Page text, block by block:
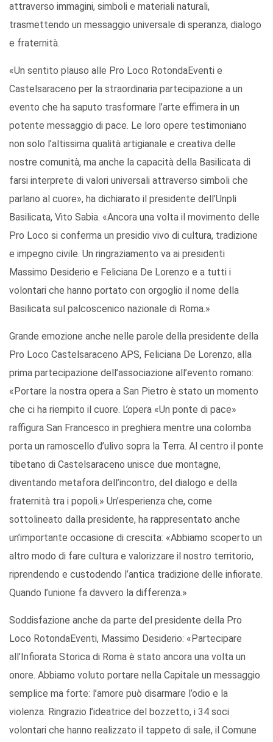
attraverso immagini, simboli e materiali naturali,
trasmettendo un messaggio universale di speranza, dialogo
e fraternità.
«Un sentito plauso alle Pro Loco RotondaEventi e
Castelsaraceno per la straordinaria partecipazione a un
evento che ha saputo trasformare l’arte effimera in un
potente messaggio di pace. Le loro opere testimoniano
non solo l’altissima qualità artigianale e creativa delle
nostre comunità, ma anche la capacità della Basilicata di
farsi interprete di valori universali attraverso simboli che
parlano al cuore», ha dichiarato il presidente dell’Unpli
Basilicata, Vito Sabia. «Ancora una volta il movimento delle
Pro Loco si conferma un presidio vivo di cultura, tradizione
e impegno civile. Un ringraziamento va ai presidenti
Massimo Desiderio e Feliciana De Lorenzo e a tutti i
volontari che hanno portato con orgoglio il nome della
Basilicata sul palcoscenico nazionale di Roma.»
Grande emozione anche nelle parole della presidente della
Pro Loco Castelsaraceno APS, Feliciana De Lorenzo, alla
prima partecipazione dell’associazione all’evento romano:
«Portare la nostra opera a San Pietro è stato un momento
che ci ha riempito il cuore. L’opera «Un ponte di pace»
raffigura San Francesco in preghiera mentre una colomba
porta un ramoscello d’ulivo sopra la Terra. Al centro il ponte
tibetano di Castelsaraceno unisce due montagne,
diventando metafora dell’incontro, del dialogo e della
fraternità tra i popoli.» Un’esperienza che, come
sottolineato dalla presidente, ha rappresentato anche
un’importante occasione di crescita: «Abbiamo scoperto un
altro modo di fare cultura e valorizzare il nostro territorio,
riprendendo e custodendo l’antica tradizione delle infiorate.
Quando l’unione fa davvero la differenza.»
Soddisfazione anche da parte del presidente della Pro
Loco RotondaEventi, Massimo Desiderio: «Partecipare
all’Infiorata Storica di Roma è stato ancora una volta un
onore. Abbiamo voluto portare nella Capitale un messaggio
semplice ma forte: l’amore può disarmare l’odio e la
violenza. Ringrazio l’ideatrice del bozzetto, i 34 soci
volontari che hanno realizzato il tappeto di sale, il Comune